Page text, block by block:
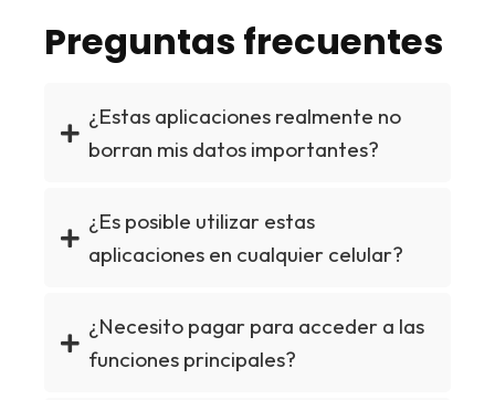
Preguntas frecuentes
¿Estas aplicaciones realmente no
borran mis datos importantes?
¿Es posible utilizar estas
aplicaciones en cualquier celular?
¿Necesito pagar para acceder a las
funciones principales?